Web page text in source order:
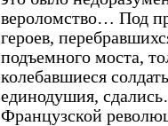
вероломство… Под
героев,
подъемного моста,
колебавшиеся
единодушия,
Французской